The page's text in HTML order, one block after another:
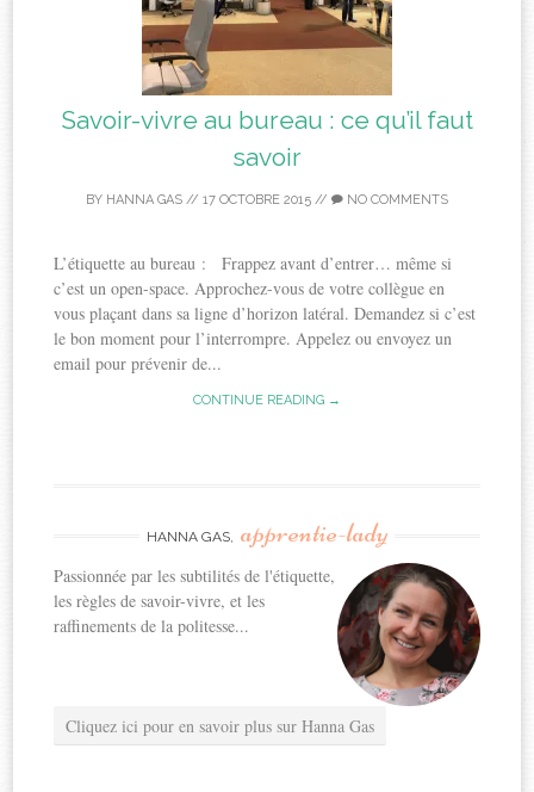
Savoir-vivre au bureau : ce qu’il faut
savoir
BY HANNA GAS // 17 OCTOBRE 2015 // NO COMMENTS
L’étiquette au bureau : Frappez avant d’entrer… même si
c’est un open-space. Approchez-vous de votre collègue en
vous plaçant dans sa ligne d’horizon latéral. Demandez si c’est
le bon moment pour l’interrompre. Appelez ou envoyez un
email pour prévenir de...
CONTINUE READING →
HANNA GAS, apprentie-lady
Passionnée par les subtilités de l'étiquette,
les règles de savoir-vivre, et les
raffinements de la politesse...
Cliquez ici pour en savoir plus sur Hanna Gas